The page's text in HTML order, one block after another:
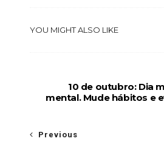
YOU MIGHT ALSO LIKE
10 de outubro: Dia
mental. Mude hábitos e
Previous